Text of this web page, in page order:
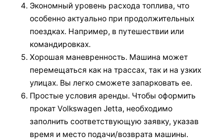
Экономный уровень расхода топлива, что
особенно актуально при продолжительных
поездках. Например, в путешествии или
командировках.
Хорошая маневренность. Машина может
перемещаться как на трассах, так и на узких
улицах. Вы легко сможете запарковать ее.
Простые условия аренды. Чтобы оформить
прокат Volkswagen Jetta, необходимо
заполнить соответствующую заявку, указав
время и место подачи/возврата машины.